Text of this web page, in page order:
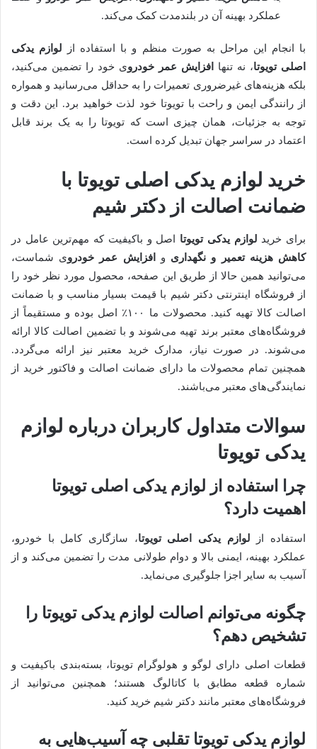
عملکرد بهینه آن در بلندمدت کمک می‌کند.
با انجام این مراحل به صورت منظم و با استفاده از لوازم یدکی
اصلی تویوتا، نه تنها افزایش عمر خودروی خود را تضمین می‌کنید،
بلکه هزینه‌های غیرضروری تعمیرات را به حداقل می‌رسانید و همواره
از رانندگی ایمن و راحت با تویوتا خود لذت خواهید برد. این دقت و
توجه به جزئیات، همان چیزی است که تویوتا را به یک برند قابل
اعتماد در سراسر جهان تبدیل کرده است.
خرید لوازم یدکی اصلی تویوتا با
ضمانت اصالت از دکتر شیم
برای خرید لوازم یدکی تویوتا اصل و باکیفیت که مهم‌ترین عامل در
کاهش هزینه تعمیر و نگهداری و افزایش عمر خودروی شماست،
می‌توانید همین حالا از طریق این صفحه، محصول مورد نظر خود را
از فروشگاه اینترنتی دکتر شیم با قیمت بسیار مناسب و با ضمانت
اصالت کالا تهیه کنید. محصولات ما ۱۰۰٪ اصل بوده و مستقیماً از
فروشگاه‌های معتبر برند تهیه می‌شوند و با تضمین اصالت کالا ارائه
می‌شوند. در صورت نیاز، مدارک خرید معتبر نیز ارائه می‌گردد.
همچنین تمام محصولات ما دارای ضمانت اصالت و فاکتور خرید از
نمایندگی‌های معتبر می‌باشند.
سوالات متداول کاربران درباره لوازم
یدکی تویوتا
چرا استفاده از لوازم یدکی اصلی تویوتا
اهمیت دارد؟
استفاده از لوازم یدکی اصلی تویوتا، سازگاری کامل با خودرو،
عملکرد بهینه، ایمنی بالا و دوام طولانی مدت را تضمین می‌کند و از
آسیب به سایر اجزا جلوگیری می‌نماید.
چگونه می‌توانم اصالت لوازم یدکی تویوتا را
تشخیص دهم؟
قطعات اصلی دارای لوگو و هولوگرام تویوتا، بسته‌بندی باکیفیت و
شماره قطعه مطابق با کاتالوگ هستند؛ همچنین می‌توانید از
فروشگاه‌های معتبر مانند دکتر شیم خرید کنید.
لوازم یدکی تویوتا تقلبی چه آسیب‌هایی به